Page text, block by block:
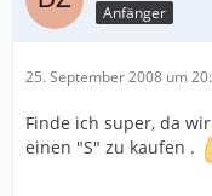
Anfänger
25. September 2008 um
Finde ich super, da
einen "S" zu kaufen .